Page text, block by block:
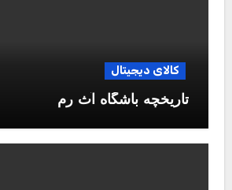
کالای دیجیتال
تاریخچه باشگاه آث رم